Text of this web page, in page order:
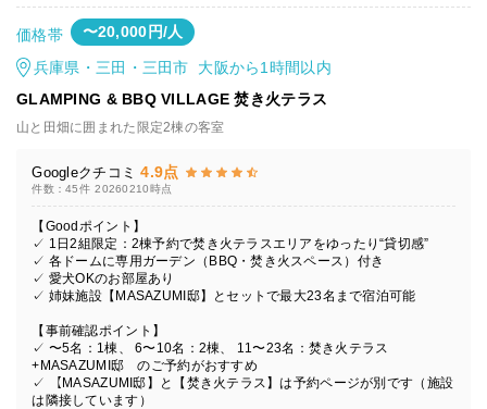
価格帯 〜20,000円/人
兵庫県・三田・三田市 大阪から1時間以内
GLAMPING & BBQ VILLAGE 焚き火テラス
山と田畑に囲まれた限定2棟の客室
Googleクチコミ 4.9点
件数：45件 20260210時点
【Goodポイント】
✓ 1日2組限定：2棟予約で焚き火テラスエリアをゆったり“貸切感”
✓ 各ドームに専用ガーデン（BBQ・焚き火スペース）付き
✓ 愛犬OKのお部屋あり
✓ 姉妹施設【MASAZUMI邸】とセットで最大23名まで宿泊可能
【事前確認ポイント】
✓ 〜5名：1棟、 6〜10名：2棟、 11〜23名：焚き火テラス
+MASAZUMI邸 のご予約がおすすめ
✓ 【MASAZUMI邸】と【焚き火テラス】は予約ページが別です（施設
は隣接しています）